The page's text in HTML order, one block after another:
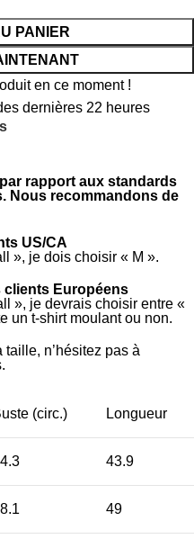
PANIER
en ce moment !
dernières 22 heures
rapport aux standards
Nous recommandons de
US/CA
», je dois choisir « M ».
clients Européens
», je devrais choisir entre «
un t-shirt moulant ou non.
taille, n’hésitez pas à
(circ.) Longueur
43.9
49